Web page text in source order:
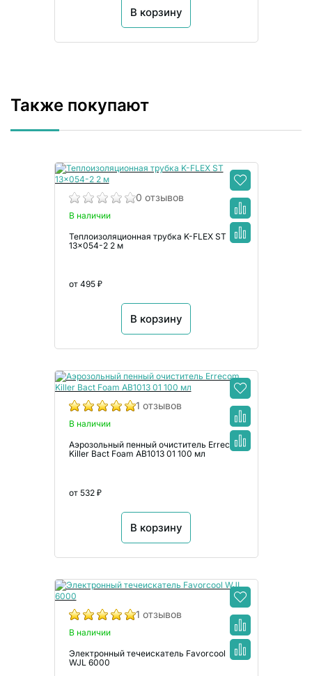
В корзину
Также покупают
0 отзывов
В наличии
Теплоизоляционная трубка K-FLEX ST
13x054-2 2 м
от 495 ₽
В корзину
1 отзывов
В наличии
Аэрозольный пенный очиститель Errecom
Killer Bact Foam AB1013 01 100 мл
от 532 ₽
В корзину
1 отзывов
В наличии
Электронный течеискатель Favorcool
WJL 6000